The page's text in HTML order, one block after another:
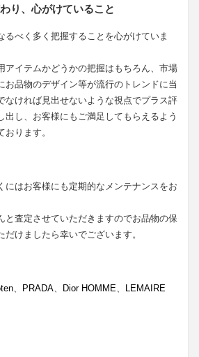
り、心がけていること
るべく多く把握することを心がけていま
アイテムかどうかの把握はもちろん、市場
お品物のデザイン等が流行のトレンドに当
なければ見出せないような視点でプラス評
出し、お客様にもご満足してもらえるよう
ります。
にはお客様にも定期的なメンテナンスをお
と査定させていただきますのでお品物の保
けましたら幸いでございます。
、 PRADA、 Dior HOMME、 LEMAIRE